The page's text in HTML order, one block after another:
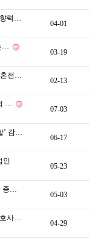
향력…
04-01
…
03-19
혼전…
02-13
…
07-03
’ 감…
06-17
인
05-23
종…
05-03
호사…
04-29